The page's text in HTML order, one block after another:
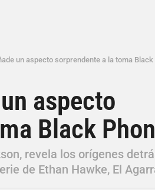
un aspecto sorprendente a la toma Black
aspecto
Black
revela los orígenes
de Ethan Hawke, El